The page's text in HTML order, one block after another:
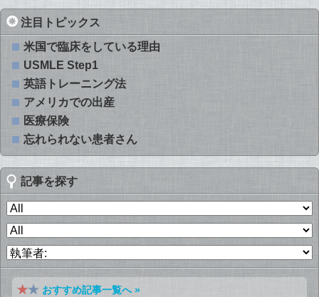
注目トピックス
米国で臨床をしている理由
USMLE Step1
英語トレーニング法
アメリカでの出産
医療保険
忘れられない患者さん
記事を探す
おすすめ記事一覧へ »